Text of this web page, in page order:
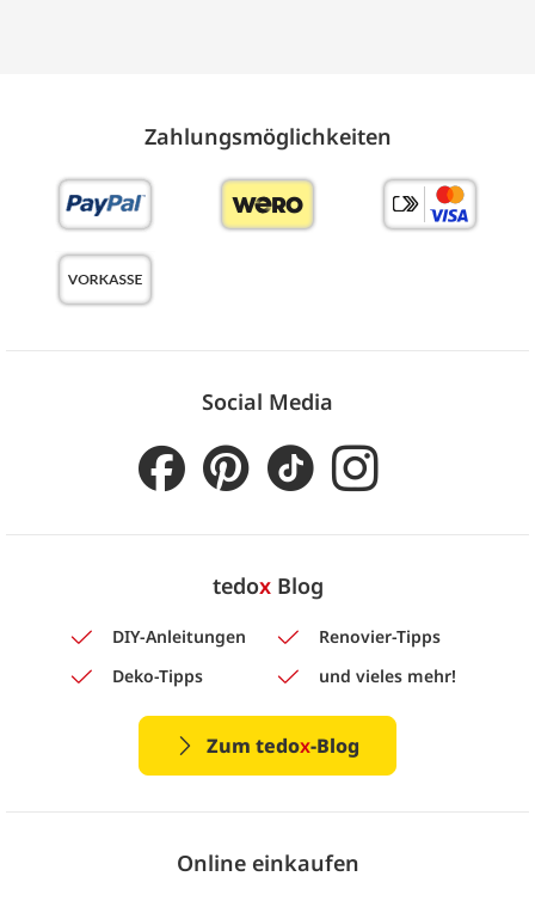
Zahlungs­möglich­keiten
Social Media
tedoxBlog
DIY-Anleitungen
Renovier-Tipps
Deko-Tipps
und vieles mehr!
Zum tedox-Blog
Online einkaufen